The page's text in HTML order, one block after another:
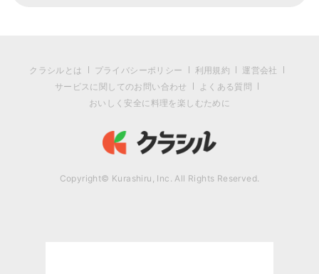
クラシルとは プライバシーポリシー 利用規約
運営会社
サービスに関してのお問い合わせ
よくある質問
おいしく安全に料理を楽しむために
Copyright© Kurashiru, Inc. All Rights Reserved.